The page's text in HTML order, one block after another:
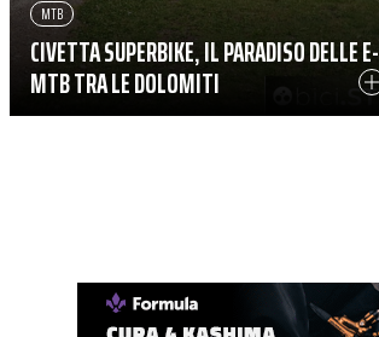
CIVETTA SUPERBIKE, IL PARADISO DELLE E-
MTB TRA LE DOLOMITI
MTB